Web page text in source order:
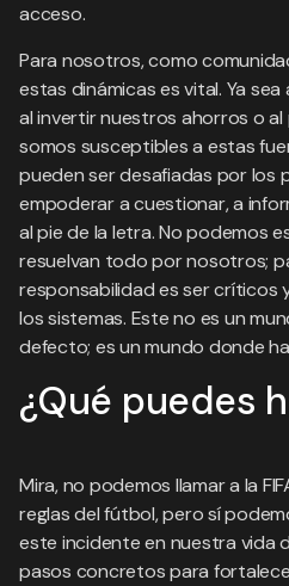
acceso.
Para nosotros, como
estas dinámicas es vital. Ya
al invertir nuestros ahorros o
somos susceptibles a estas
pueden ser desafiadas por los
empoderar a cuestionar, a
al pie de la letra. No podemos
resuelvan todo por nosotros;
responsabilidad es ser críticos
los sistemas. Este no es un
defecto; es un mundo donde
¿Qué puedes
Mira, no podemos llamar a la
reglas del fútbol, pero sí
este incidente en nuestra vida
pasos concretos para